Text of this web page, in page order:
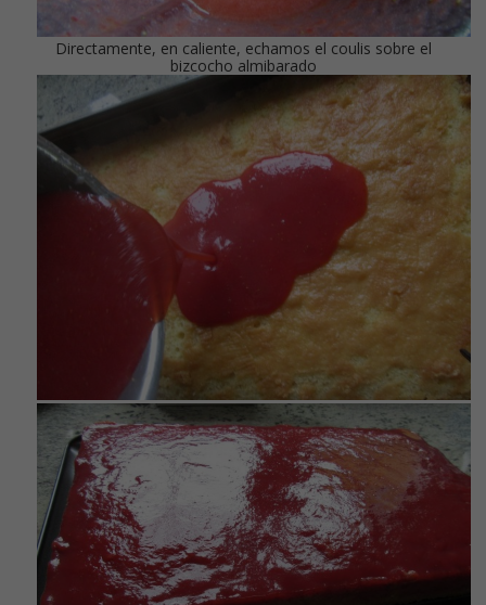
Directamente, en caliente, echamos el coulis sobre el
bizcocho almibarado